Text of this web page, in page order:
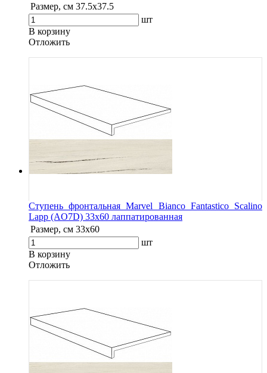
Размер, см 37.5x37.5
шт
В корзину
Oтложить
Ступень фронтальная Marvel Bianco Fantastico Scalino
Lapp (AO7D) 33x60 лаппатированная
Размер, см 33x60
шт
В корзину
Oтложить